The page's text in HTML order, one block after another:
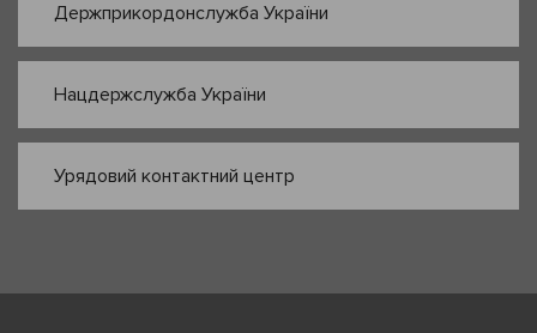
Держприкордонслужба України
Нацдержслужба України
Урядовий контактний центр